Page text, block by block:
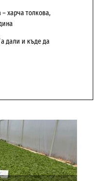
харча толкова,
дали и къде да